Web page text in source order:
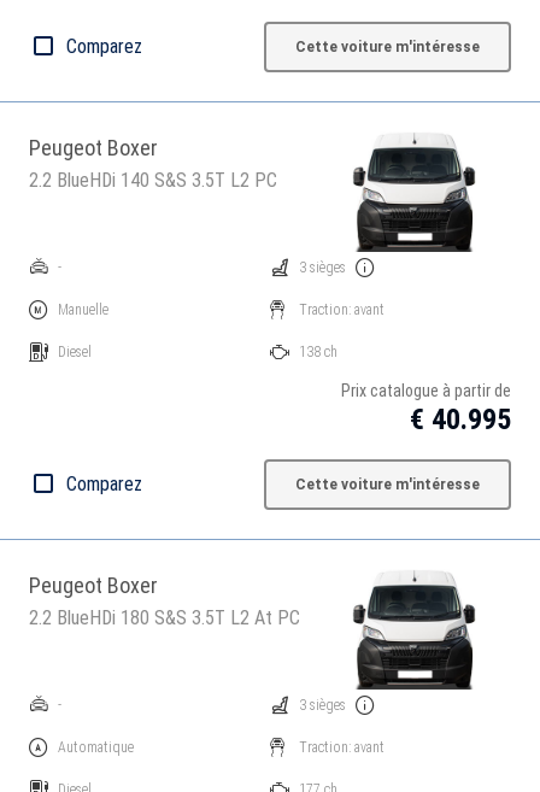
Comparez Cette voiture m'intéresse
Peugeot Boxer
2.2 BlueHDi 140 S&S 3.5T L2 PC
-
Manuelle
Diesel
3 sièges
Traction: avant
138 ch
Prix catalogue à partir de
€ 40.995
Comparez Cette voiture m'intéresse
Peugeot Boxer
2.2 BlueHDi 180 S&S 3.5T L2 At PC
-
Automatique
3 sièges
Traction: avant